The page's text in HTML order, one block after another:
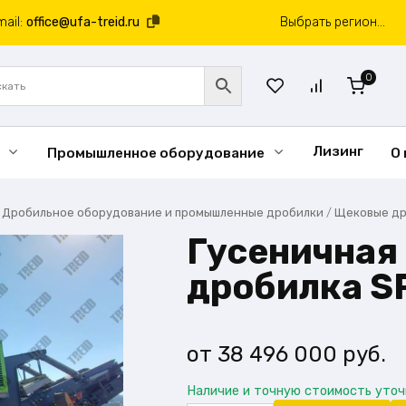
office@ufa-treid.ru Выбрать регион...
0
Промышленное оборудование Лизинг О
Дробильное оборудование и промышленные дробилки / Щековые
дробилка
38 496 000 руб.
Наличие и точную стоимость